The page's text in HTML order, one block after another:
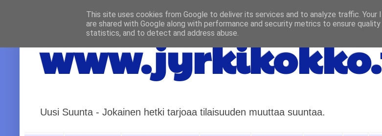
Uusi Suunta - Jokainen hetki tarjoaa tilaisuuden muuttaa suuntaa.
This site uses cookies from Google to deliver its services and to analyze traffic. Your
are shared with Google along with performance and security metrics to ensure
statistics, and to detect and address abuse.